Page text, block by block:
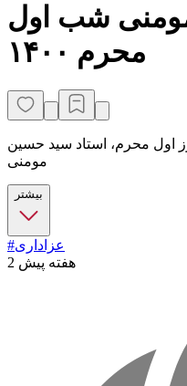
شب اول
محرم ۱۴۰۰
اول محرم، استاد سید حسین
مومنی
بیشتر
#عزاداری
2 هفته پیش